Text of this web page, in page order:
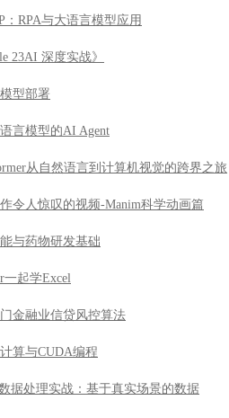
：RPA与大语言模型应用
23AI 深度实战》
型部署
言模型的AI Agent
从自然语言到计算机视觉的跨界之旅
作令人惊叹的视频-Manim科学动画篇
与药物研发基础
一起学Excel
门金融业信贷风控算法
算与CUDA编程
数据处理实战：基于真实场景的数据